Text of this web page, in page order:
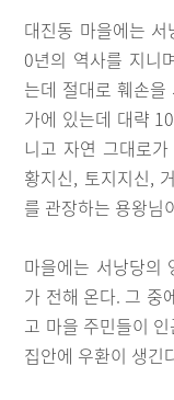
대진동 마을에는
0년의 역사를 지니
는데 절대로 훼손
가에 있는데 대략
니고 자연 그대로
황지신, 토지지신,
를 관장하는 용왕님
마을에는 서낭당의
가 전해 온다. 그 중
고 마을 주민들이
집안에 우환이 생긴